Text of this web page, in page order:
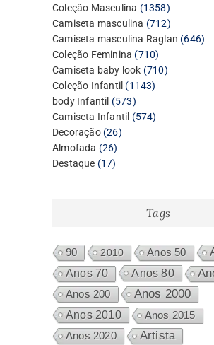
Coleção Masculina 13581358
produtos
Camiseta masculina 712712
produtos
Camiseta masculina Raglan 646646
Coleção Feminina 710710
produtos
Camiseta baby look 710710
Coleção Infantil 11431143
body Infantil 573573
produtos
Camiseta Infantil 574574
Decoração 2626
Almofada 2626
produtos
Destaque 1717
Tags
90 2010 Anos 50
Anos 70
Anos 80
Anos 200 Anos 2000
Anos 2010 Anos 2015
Anos 2020 Artista